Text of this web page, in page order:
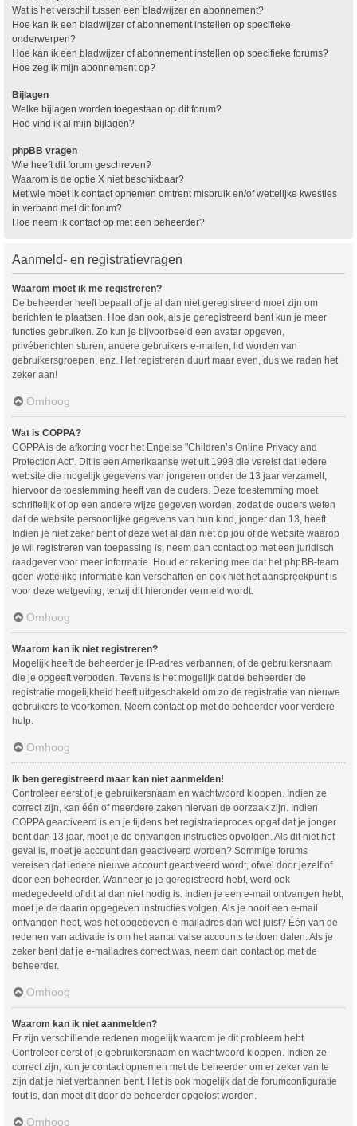
Wat is het verschil tussen een bladwijzer en abonnement?
Hoe kan ik een bladwijzer of abonnement instellen op specifieke
onderwerpen?
Hoe kan ik een bladwijzer of abonnement instellen op specifieke forums?
Hoe zeg ik mijn abonnement op?
Bijlagen
Welke bijlagen worden toegestaan op dit forum?
Hoe vind ik al mijn bijlagen?
phpBB vragen
Wie heeft dit forum geschreven?
Waarom is de optie X niet beschikbaar?
Met wie moet ik contact opnemen omtrent misbruik en/of wettelijke kwesties
in verband met dit forum?
Hoe neem ik contact op met een beheerder?
Aanmeld- en registratievragen
Waarom moet ik me registreren?
De beheerder heeft bepaalt of je al dan niet geregistreerd moet zijn om
berichten te plaatsen. Hoe dan ook, als je geregistreerd bent kun je meer
functies gebruiken. Zo kun je bijvoorbeeld een avatar opgeven,
privéberichten sturen, andere gebruikers e-mailen, lid worden van
gebruikersgroepen, enz. Het registreren duurt maar even, dus we raden het
zeker aan!
Omhoog
Wat is COPPA?
COPPA is de afkorting voor het Engelse "Children’s Online Privacy and
Protection Act". Dit is een Amerikaanse wet uit 1998 die vereist dat iedere
website die mogelijk gegevens van jongeren onder de 13 jaar verzamelt,
hiervoor de toestemming heeft van de ouders. Deze toestemming moet
schriftelijk of op een andere wijze gegeven worden, zodat de ouders weten
dat de website persoonlijke gegevens van hun kind, jonger dan 13, heeft.
Indien je niet zeker bent of deze wet al dan niet op jou of de website waarop
je wil registreren van toepassing is, neem dan contact op met een juridisch
raadgever voor meer informatie. Houd er rekening mee dat het phpBB-team
geen wettelijke informatie kan verschaffen en ook niet het aanspreekpunt is
voor deze wetgeving, tenzij dit hieronder vermeld wordt.
Omhoog
Waarom kan ik niet registreren?
Mogelijk heeft de beheerder je IP-adres verbannen, of de gebruikersnaam
die je opgeeft verboden. Tevens is het mogelijk dat de beheerder de
registratie mogelijkheid heeft uitgeschakeld om zo de registratie van nieuwe
gebruikers te voorkomen. Neem contact op met de beheerder voor verdere
hulp.
Omhoog
Ik ben geregistreerd maar kan niet aanmelden!
Controleer eerst of je gebruikersnaam en wachtwoord kloppen. Indien ze
correct zijn, kan één of meerdere zaken hiervan de oorzaak zijn. Indien
COPPA geactiveerd is en je tijdens het registratieproces opgaf dat je jonger
bent dan 13 jaar, moet je de ontvangen instructies opvolgen. Als dit niet het
geval is, moet je account dan geactiveerd worden? Sommige forums
vereisen dat iedere nieuwe account geactiveerd wordt, ofwel door jezelf of
door een beheerder. Wanneer je je geregistreerd hebt, werd ook
medegedeeld of dit al dan niet nodig is. Indien je een e-mail ontvangen hebt,
moet je de daarin opgegeven instructies volgen. Als je nooit een e-mail
ontvangen hebt, was het opgegeven e-mailadres dan wel juist? Één van de
redenen van activatie is om het aantal valse accounts te doen dalen. Als je
zeker bent dat je e-mailadres correct was, neem dan contact op met de
beheerder.
Omhoog
Waarom kan ik niet aanmelden?
Er zijn verschillende redenen mogelijk waarom je dit probleem hebt.
Controleer eerst of je gebruikersnaam en wachtwoord kloppen. Indien ze
correct zijn, kun je contact opnemen met de beheerder om er zeker van te
zijn dat je niet verbannen bent. Het is ook mogelijk dat de forumconfiguratie
fout is, dan moet dit door de beheerder opgelost worden.
Omhoog